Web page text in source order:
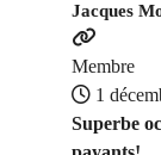
Jacques
Membre
1
Superbe